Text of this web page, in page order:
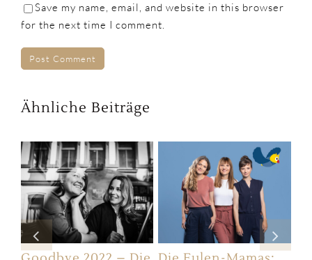
Save my name, email, and website in this browser
for the next time I comment.
Ähnliche Beiträge